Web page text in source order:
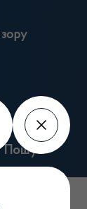
Пошук